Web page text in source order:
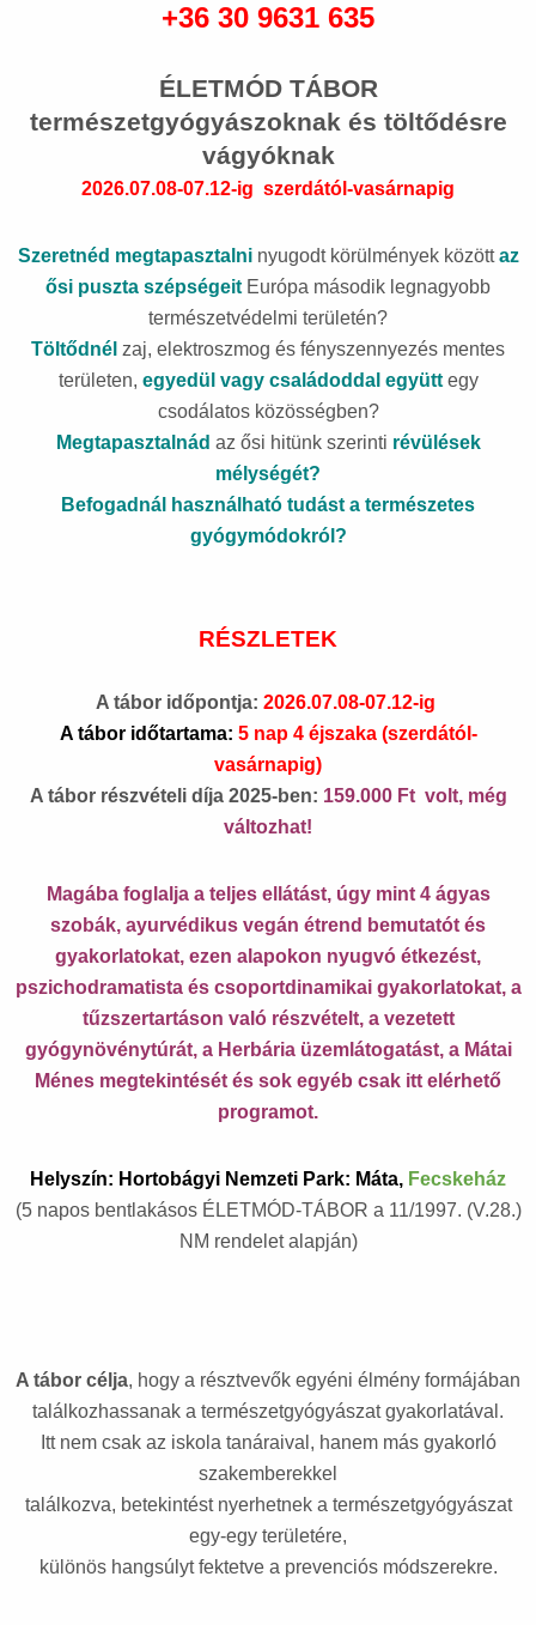
+36 30 9631 635
ÉLETMÓD TÁBOR
természetgyógyászoknak és töltődésre
vágyóknak
2026.07.08-07.12-ig szerdától-vasárnapig
Szeretnéd megtapasztalninyugodt körülmények közöttaz
ősi puszta szépségeit Európa második legnagyobb
természetvédelmi területén?
Töltődnél zaj, elektroszmog és fényszennyezés mentes
területen, egyedül vagy családoddal együtt egy
csodálatos közösségben?
Megtapasztalnád az ősi hitünk szerinti révülések
mélységét?
Befogadnál használható tudást a természetes
gyógymódokról?
RÉSZLETEK
A tábor időpontja: 2026.07.08-07.12-ig
A tábor időtartama: 5 nap 4 éjszaka (szerdától-
vasárnapig)
A tábor részvételi díja 2025-ben: 159.000 Ft volt, még
változhat!
Magába foglalja a teljes ellátást, úgy mint 4 ágyas
szobák, ayurvédikus vegán étrend bemutatót és
gyakorlatokat, ezen alapokon nyugvó étkezést,
pszichodramatista és csoportdinamikai gyakorlatokat, a
tűzszertartáson való részvételt, a vezetett
gyógynövénytúrát, a Herbária üzemlátogatást, a Mátai
Ménes megtekintését és sok egyéb csak itt elérhető
programot.
Helyszín: Hortobágyi Nemzeti Park: Máta, Fecskeház
(5 napos bentlakásos ÉLETMÓD-TÁBOR a 11/1997. (V.28.)
NM rendelet alapján)
A tábor célja, hogy a résztvevők egyéni élmény formájában
találkozhassanak a természetgyógyászat gyakorlatával.
Itt nem csak az iskola tanáraival, hanem más gyakorló
szakemberekkel
találkozva, betekintést nyerhetnek a természetgyógyászat
egy-egy területére,
különös hangsúlyt fektetve a prevenciós módszerekre.